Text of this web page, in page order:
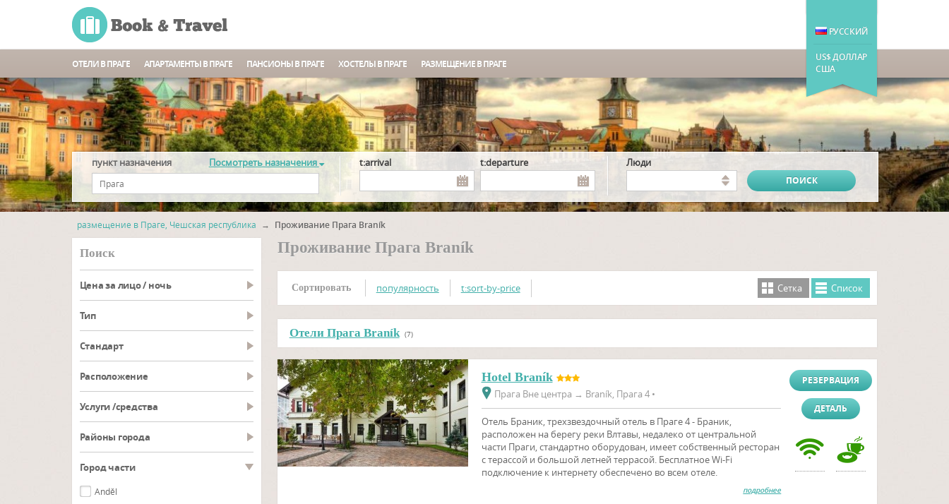
РУССКИЙ
US$ ДОЛЛАР
США
ОТЕЛИ В ПРАГЕ АПАРТАМЕНТЫ В ПРАГЕ ПАНСИОНЫ В ПРАГЕ ХОСТЕЛЫ В ПРАГЕ РАЗМЕЩЕНИЕ В ПРАГЕ
пункт назначения Посмотреть назначения t:arrival t:departure люди
размещение в Праге, Чешская республика → Проживание Прага Braník
Поиск
Цена за лицо / ночь
тип
Cтандарт
Pасположение
Услуги /средства
Районы города
Город части
Anděl
Проживание Прага Braník
Сортировать популярность t:sort-by-price Cетка Cписок
Отели Прага Braník (7)
Hotel Braník
Прага Вне центра → Braník, Прага 4 •
Отель Браник, трехзвездочный отель в Праге 4 - Браник,
расположен на берегу реки Влтавы, недалеко от центральной
части Праги, стандартно оборудован, имеет собственный ресторан
с терассой и большой летней террасой. Бесплатное Wi-Fi
подключение к интернету обеспечено во всем отеле.
подробнее
РЕЗЕРВАЦИЯ
ДЕТАЛЬ